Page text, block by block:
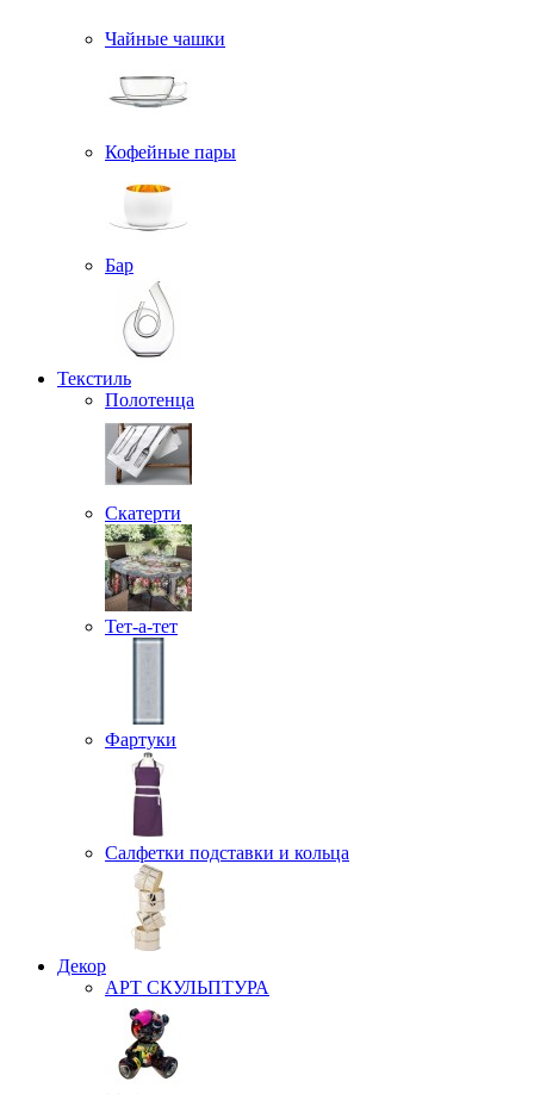
Чайные чашки
Кофейные пары
Бар
Текстиль
Полотенца
Скатерти
Тет-а-тет
Фартуки
Салфетки подставки и кольца
Декор
АРТ СКУЛЬПТУРА